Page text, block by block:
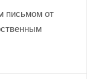
письмом от